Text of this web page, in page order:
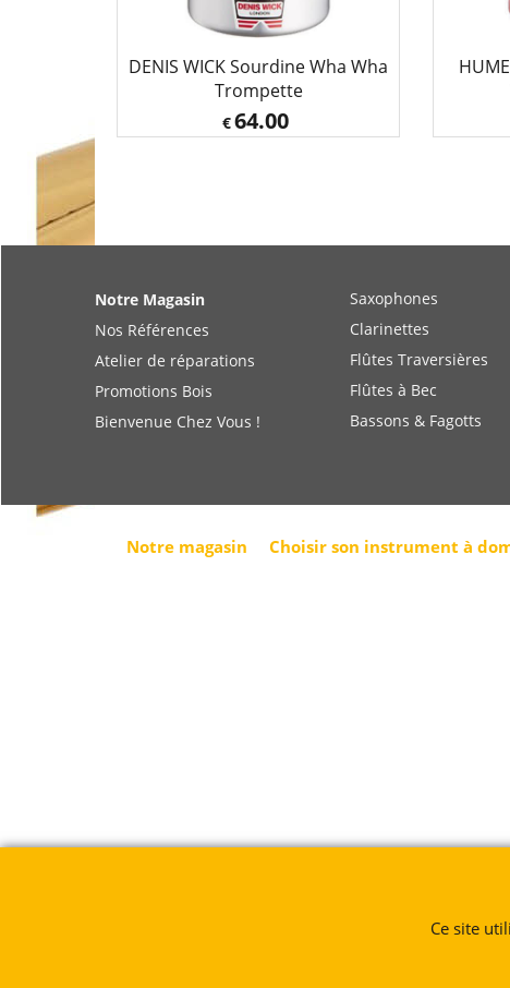
DENIS WICK Sourdine Wha Wha
Trompette
€64.00
Notre Magasin
Nos Références
Atelier de réparations
Promotions Bois
Bienvenue Chez Vous !
Saxophones
Clarinettes
Flûtes Traversières
Flûtes à Bec
Bassons & Fagotts
Notre magasin Choisir son instrument à
Ce site